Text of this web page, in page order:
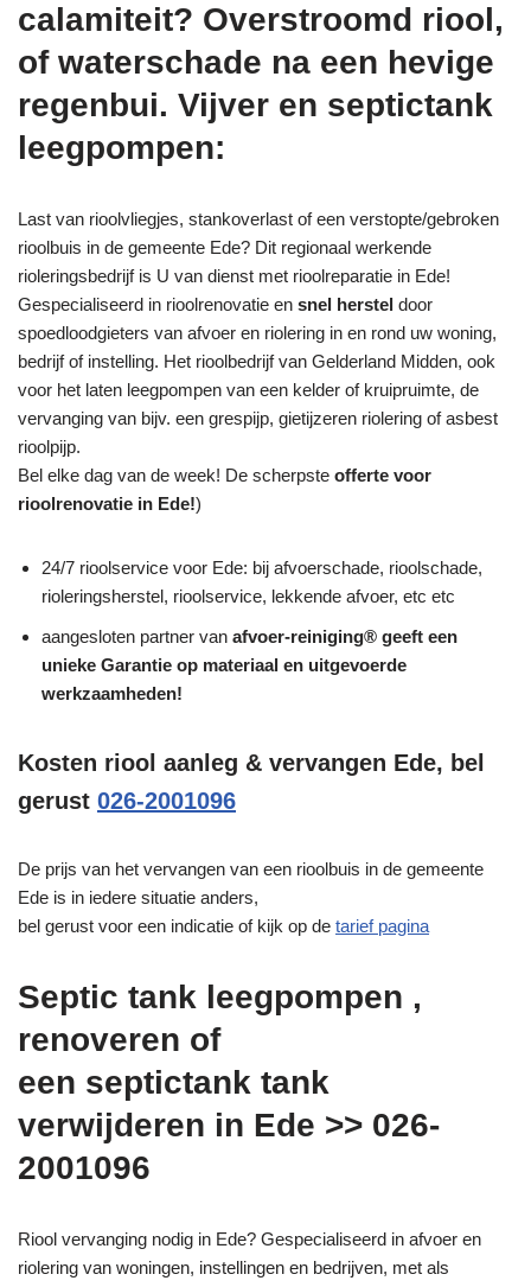
calamiteit? Overstroomd riool,
of waterschade na een hevige
regenbui. Vijver en septictank
leegpompen:
Last van rioolvliegjes, stankoverlast of een verstopte/gebroken
rioolbuis in de gemeente Ede? Dit regionaal werkende
rioleringsbedrijf is U van dienst met rioolreparatie in Ede!
Gespecialiseerd in rioolrenovatie en snel herstel door
spoedloodgieters van afvoer en riolering in en rond uw woning,
bedrijf of instelling. Het rioolbedrijf van Gelderland Midden, ook
voor het laten leegpompen van een kelder of kruipruimte, de
vervanging van bijv. een grespijp, gietijzeren riolering of asbest
rioolpijp.
Bel elke dag van de week! De scherpste offerte voor
rioolrenovatie in Ede!)
24/7 rioolservice voor Ede: bij afvoerschade, rioolschade,
rioleringsherstel, rioolservice, lekkende afvoer, etc etc
aangesloten partner van afvoer-reiniging® geeft een
unieke Garantie op materiaal en uitgevoerde
werkzaamheden!
Kosten riool aanleg & vervangen Ede, bel
gerust 026-2001096
De prijs van het vervangen van een rioolbuis in de gemeente
Ede is in iedere situatie anders,
bel gerust voor een indicatie of kijk op de tarief pagina
Septic tank leegpompen ,
renoveren of
een septictank tank
verwijderen in Ede >> 026-
2001096
Riool vervanging nodig in Ede? Gespecialiseerd in afvoer en
riolering van woningen, instellingen en bedrijven, met als